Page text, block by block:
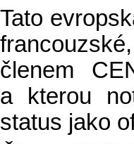
Tato
členem
a kterou
status jako